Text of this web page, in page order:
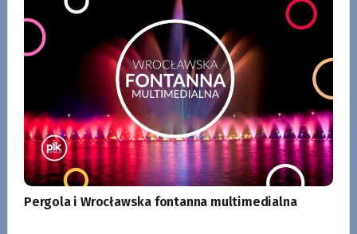
Pergola i Wrocławska fontanna multimedialna